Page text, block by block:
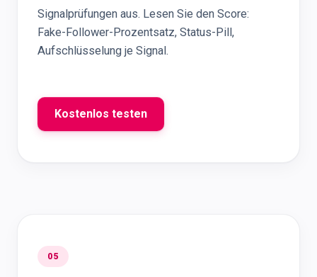
Signalprüfungen aus. Lesen Sie den Score:
Fake-Follower-Prozentsatz, Status-Pill,
Aufschlüsselung je Signal.
Kostenlos testen
05